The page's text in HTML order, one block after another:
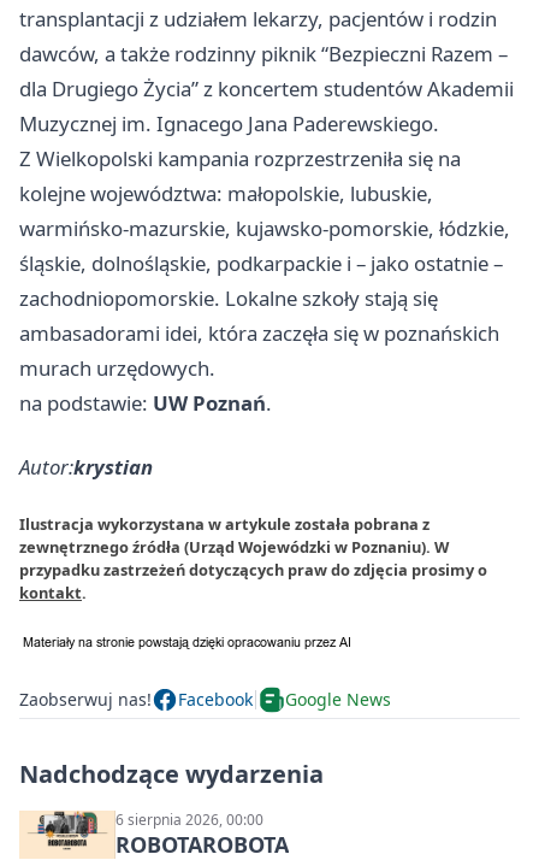
transplantacji z udziałem lekarzy, pacjentów i rodzin
dawców, a także rodzinny piknik “Bezpieczni Razem –
dla Drugiego Życia” z koncertem studentów Akademii
Muzycznej im. Ignacego Jana Paderewskiego.
Z Wielkopolski kampania rozprzestrzeniła się na
kolejne województwa: małopolskie, lubuskie,
warmińsko-mazurskie, kujawsko-pomorskie, łódzkie,
śląskie, dolnośląskie, podkarpackie i – jako ostatnie –
zachodniopomorskie. Lokalne szkoły stają się
ambasadorami idei, która zaczęła się w poznańskich
murach urzędowych.
na podstawie: UW Poznań.
Autor:krystian
Ilustracja wykorzystana w artykule została pobrana z
zewnętrznego źródła (Urząd Wojewódzki w Poznaniu). W
przypadku zastrzeżeń dotyczących praw do zdjęcia prosimy o
kontakt.
Zaobserwuj nas! Facebook Google News
Nadchodzące wydarzenia
6 sierpnia 2026, 00:00
ROBOTAROBOTA